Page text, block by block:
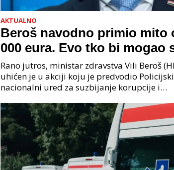
AKTUALNO
Beroš navodno primio mito
000 eura. Evo tko bi mogao
na čelu zločinačkog
Rano jutros, ministar zdravstva Vili Beroš
uhićen je u akciji koju je predvodio Policijski
nacionalni ured za suzbijanje korupcije i
priopćenju USKOK